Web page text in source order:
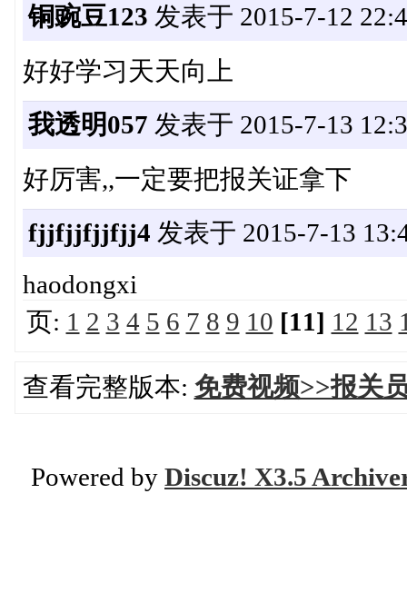
铜豌豆123 发表于 2015-7-12
好好学习天天向上
我透明057 发表于 2015-7-13
好厉害,,一定要把报关证拿下
fjjfjjfjjfjj4 发表于 2015-7-13
haodongxi
页: 1 2 3 4 5 6 7 8 9 10 [11] 12 13
查看完整版本: 免费视频>>报关
Powered by Discuz! X3.5